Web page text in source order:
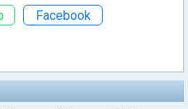
Facebook